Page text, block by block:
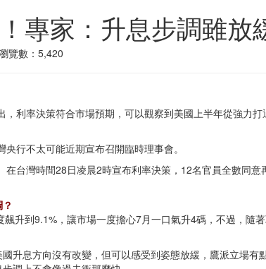
專家：升息步調雖
覽數：5,420
利率決策符合市場預期，可以觀察到美國上半年從強力
行不太可能近期宣布召開臨時理事會。
台灣時間28日凌晨2時宣布利率決策，12名官員全數同
升到9.1%，讓市場一度擔心7月一口氣升4碼，不過，
升息方向沒有改變，但可以感受到姿態放緩，鷹派立場